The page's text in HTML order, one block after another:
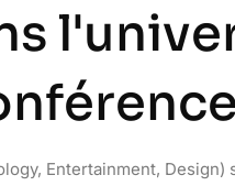
Entertainment,